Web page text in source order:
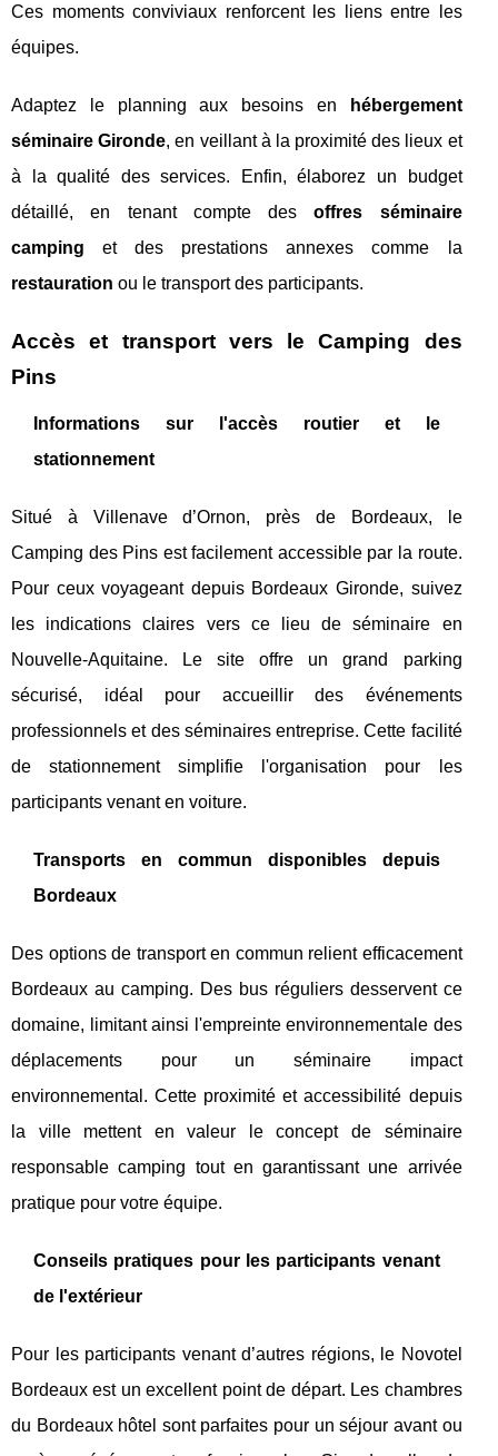
Ces moments conviviaux renforcent les liens entre les
équipes.
Adaptez le planning aux besoins en
hébergement
séminaire Gironde, en veillant à la proximité des lieux et
à la qualité des services. Enfin, élaborez un budget
détaillé, en tenant compte desoffres séminaire
camping et des prestations annexes comme la
restauration ou le transport des participants.
Accès et transport vers le Camping des
Pins
Informations sur l'accès routier et le
stationnement
Situé à Villenave d’Ornon, près de Bordeaux, le
Camping des Pins est facilement accessible par la route.
Pour ceux voyageant depuis Bordeaux Gironde, suivez
les indications claires vers ce lieu de séminaire en
Nouvelle-Aquitaine. Le site offre un grand parking
sécurisé, idéal pour accueillir des événements
professionnels et des séminaires entreprise. Cette facilité
de stationnement simplifie l'organisation pour les
participants venant en voiture.
Transports en commun disponibles depuis
Bordeaux
Des options de transport en commun relient efficacement
Bordeaux au camping. Des bus réguliers desservent ce
domaine, limitant ainsi l'empreinte environnementale des
déplacements pour un séminaire impact
environnemental. Cette proximité et accessibilité depuis
la ville mettent en valeur le concept de séminaire
responsable camping tout en garantissant une arrivée
pratique pour votre équipe.
Conseils pratiques pour les participants venant
de l'extérieur
Pour les participants venant d’autres régions, le Novotel
Bordeaux est un excellent point de départ. Les chambres
du Bordeaux hôtel sont parfaites pour un séjour avant ou